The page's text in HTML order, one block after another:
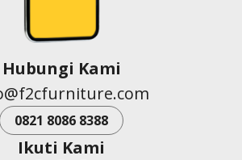
Hubungi Kami
0821 8086 8388
Ikuti Kami